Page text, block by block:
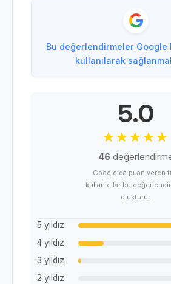
Bu değerlendirmeler Google
kullanılarak
5.0
46
Google'da puan veren
kullanıcılar bu
oluşturur.
5 yıldız
4 yıldız
3 yıldız
2 yıldız